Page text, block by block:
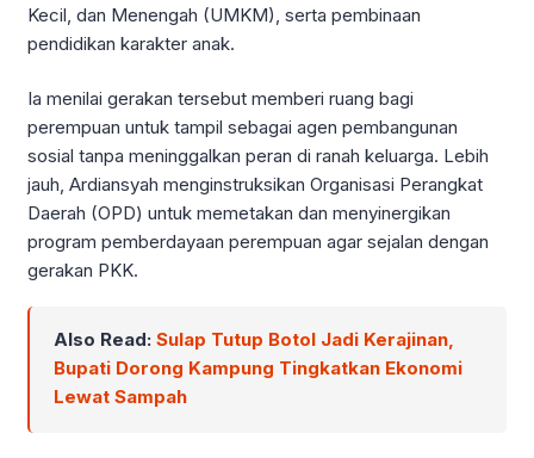
Kecil, dan Menengah (UMKM), serta pembinaan
pendidikan karakter anak.
Ia menilai gerakan tersebut memberi ruang bagi
perempuan untuk tampil sebagai agen pembangunan
sosial tanpa meninggalkan peran di ranah keluarga. Lebih
jauh, Ardiansyah menginstruksikan Organisasi Perangkat
Daerah (OPD) untuk memetakan dan menyinergikan
program pemberdayaan perempuan agar sejalan dengan
gerakan PKK.
Also Read: Sulap Tutup Botol Jadi Kerajinan,
Bupati Dorong Kampung Tingkatkan Ekonomi
Lewat Sampah